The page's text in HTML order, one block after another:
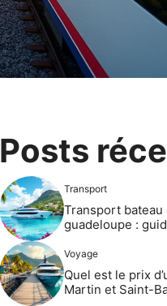
Posts
Transport
Transport
guadeloupe :
Voyage
Quel est le prix
Martin et Saint-